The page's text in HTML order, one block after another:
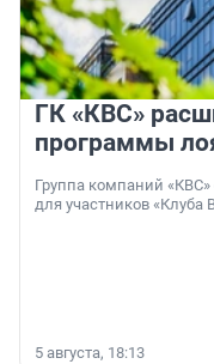
ГК «КВС»
программы
Группа компаний «КВС»
для участников «Клуба
5 августа, 18:13